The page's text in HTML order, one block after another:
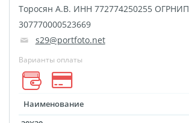
осн. УФ
Пресс-воллы
Флип-Флоп портрет
Фото на металле
Печать наклеек
Печать на ПВХ пластике
Торосян А.В. ИНН 772774250255 ОГРНИП
307770000523669
s29@portfoto.net
Варианты оплаты
Наименование